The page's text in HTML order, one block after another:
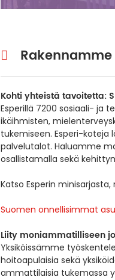
Kohti yhteistä tavoitetta:
Esperillä 7200 sosiaali- ja
ikäihmisten,
tukemiseen. Esperi-koteja
palvelutalot. Haluamme
osallistamalla sekä
Katso Esperin
Suomen onnellisimmat
Liity moniammatilliseen
Yksiköissämme
hoitoapulaisia sekä
ammattilaisia tukemassa